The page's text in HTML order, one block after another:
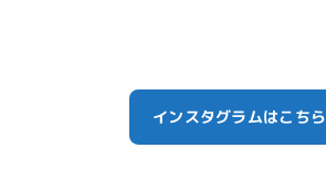
インスタグラムはこちら